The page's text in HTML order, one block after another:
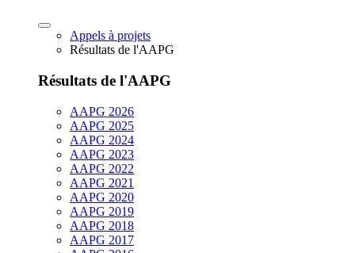
Appels à projets
Résultats de l'AAPG
Résultats de l'AAPG
AAPG 2026
AAPG 2025
AAPG 2024
AAPG 2023
AAPG 2022
AAPG 2021
AAPG 2020
AAPG 2019
AAPG 2018
AAPG 2017